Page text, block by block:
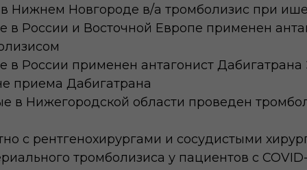
в Нижнем Новгороде в/а тромболизис при
в России и Восточной Европе применен
в России применен антагонист
приема Дабигатрана
в Нижегородской области проведен
с рентгенохирургами и сосудистыми
тромболизиса у пациентов с